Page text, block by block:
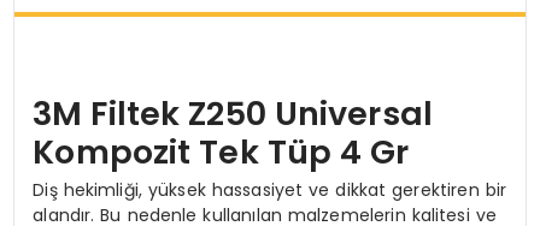
3M Filtek Z250 Universal
Kompozit Tek Tüp 4 Gr
Diş hekimliği, yüksek hassasiyet ve dikkat gerektiren bir
alandır. Bu nedenle kullanılan malzemelerin kalitesi ve